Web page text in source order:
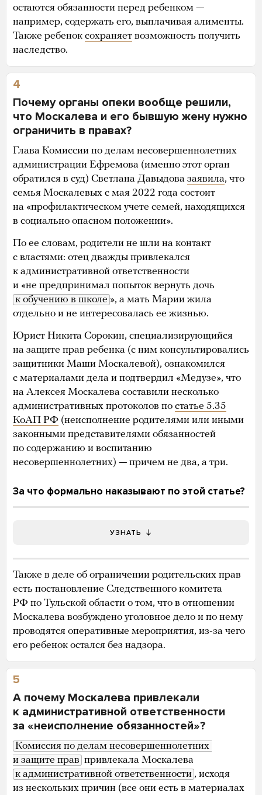
остаются обязанности перед ребенком —
например, содержать его, выплачивая алименты.
Также ребенок сохраняет возможность получить
наследство.
4
Почему органы опеки вообще решили,
что Москалева и его бывшую жену нужно
ограничить в правах?
Глава Комиссии по делам несовершеннолетних
администрации Ефремова (именно этот орган
обратился в суд) Светлана Давыдова заявила, что
семья Москалевых с мая 2022 года состоит
на «профилактическом учете семей, находящихся
в социально опасном положении».
По ее словам, родители не шли на контакт
с властями: отец дважды привлекался
к административной ответственности
и «не предпринимал попыток вернуть дочь
к обучению в школе », а мать Марии жила
отдельно и не интересовалась ее жизнью.
Юрист Никита Сорокин, специализирующийся
на защите прав ребенка (с ним консультировались
защитники Маши Москалевой), ознакомился
с материалами дела и подтвердил «Медузе», что
на Алексея Москалева составили несколько
административных протоколов по статье 5.35
КоАП РФ (неисполнение родителями или иными
законными представителями обязанностей
по содержанию и воспитанию
несовершеннолетних) — причем не два, а три.
За что формально наказывают по этой статье?
УЗНАТЬ
Также в деле об ограничении родительских прав
есть постановление Следственного комитета
РФ по Тульской области о том, что в отношении
Москалева возбуждено уголовное дело и по нему
проводятся оперативные мероприятия, из-за чего
его ребенок остался без надзора.
5
А почему Москалева привлекали
к административной ответственности
за «неисполнение обязанностей»?
Комиссия по делам несовершеннолетних
и защите прав привлекала Москалева
к административной ответственности , исходя
из нескольких причин (все они есть в материалах